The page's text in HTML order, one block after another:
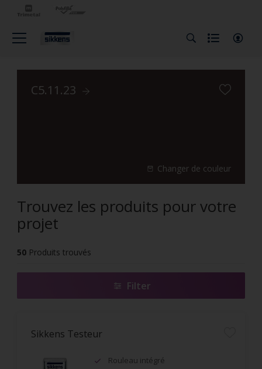
C5.11.23
Changer de couleur
Trouvez les produits pour votre
projet
50 Produits trouvés
Filter
Sikkens Testeur
Rouleau intégré